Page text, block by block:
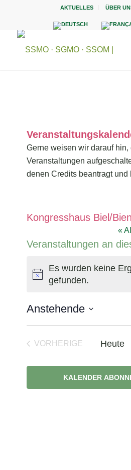
AKTUELLES ÜBER
Gerne weisen wir darauf hin,
Veranstaltungen
denen Credits beantragt und
Kongresshaus Biel/
«
Veranstaltungen an
Hinweis
Es wurden keine
gefunden.
Anstehende
VORHERIGE
Heute
KALENDER